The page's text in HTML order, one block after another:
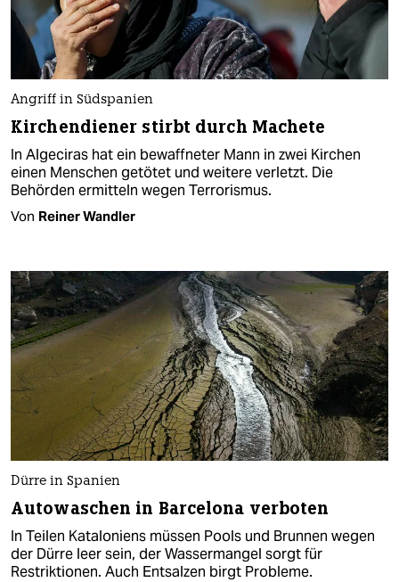
Angriff in Südspanien
Kirchendiener stirbt durch Machete
In Algeciras hat ein bewaffneter Mann in zwei Kirchen
einen Menschen getötet und weitere verletzt. Die
Behörden ermitteln wegen Terrorismus.
Von Reiner Wandler
Dürre in Spanien
Autowaschen in Barcelona verboten
In Teilen Kataloniens müssen Pools und Brunnen wegen
der Dürre leer sein, der Wassermangel sorgt für
Restriktionen. Auch Entsalzen birgt Probleme. ​